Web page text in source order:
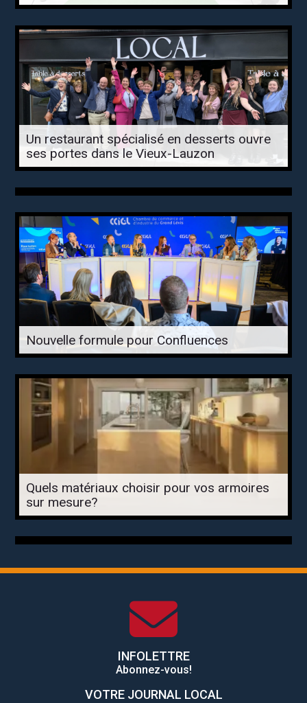
Un restaurant spécialisé en desserts ouvre
ses portes dans le Vieux-Lauzon
Nouvelle formule pour Confluences
Quels matériaux choisir pour vos armoires
sur mesure?
INFOLETTRE
Abonnez-vous!
VOTRE JOURNAL LOCAL